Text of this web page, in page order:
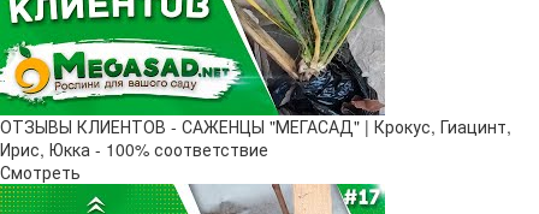
ОТЗЫВЫ КЛИЕНТОВ - САЖЕНЦЫ "МЕГАСАД" | Крокус, Гиацинт,
Ирис, Юкка - 100% соответствие
Смотреть